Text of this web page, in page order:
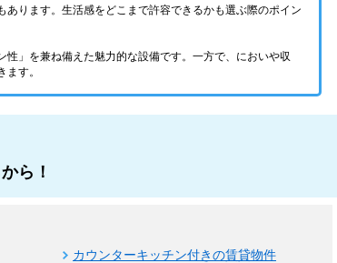
ります。生活感をどこまで許容できるかも選ぶ際のポイン
」を兼ね備えた魅力的な設備です。一方で、においや収
ます。
ら！
カウンターキッチン付きの賃貸物件